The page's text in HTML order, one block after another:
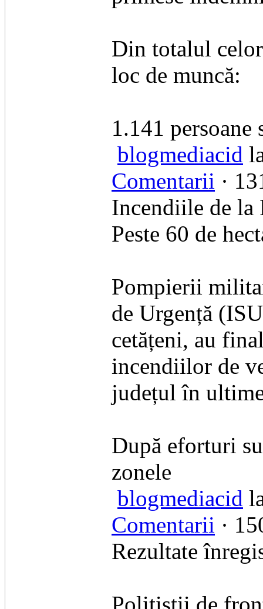
​Din totalul
loc de muncă:
​1.141 persoane
blogmediacid
Comentarii ·
Incendiile de la
Peste 60 de
​Pompierii
de Urgență
cetățeni, au
incendiilor de
județul în
​După eforturi
zonele
blogmediacid
Comentarii ·
Rezultate